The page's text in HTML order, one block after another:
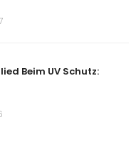
Beim UV Schutz: